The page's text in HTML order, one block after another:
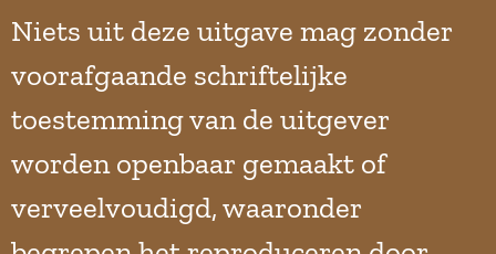
Niets uit deze uitgave mag zonder
voorafgaande schriftelijke
toestemming van de uitgever
worden openbaar gemaakt of
verveelvoudigd, waaronder